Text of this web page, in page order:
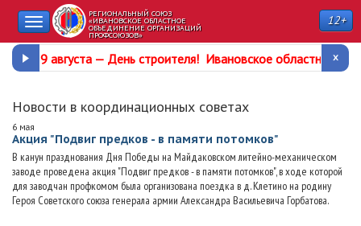
РЕГИОНАЛЬНЫЙ СОЮЗ
«ИВАНОВСКОЕ ОБЛАСТНОЕ
ОБЪЕДИНЕНИЕ ОРГАНИЗАЦИЙ
ПРОФСОЮЗОВ»
12+
Toggle
navigation
9 августа — День строителя! Ивановское областное
Новости в координационных советах
6 мая
Акция "Подвиг предков - в памяти потомков"
В канун празднования Дня Победы на Майдаковском литейно-механическом
заводе проведена акция "Подвиг предков - в памяти потомков", в ходе которой
для заводчан профкомом была организована поездка в д. Клетино на родину
Героя Советского союза генерала армии Александра Васильевича Горбатова.